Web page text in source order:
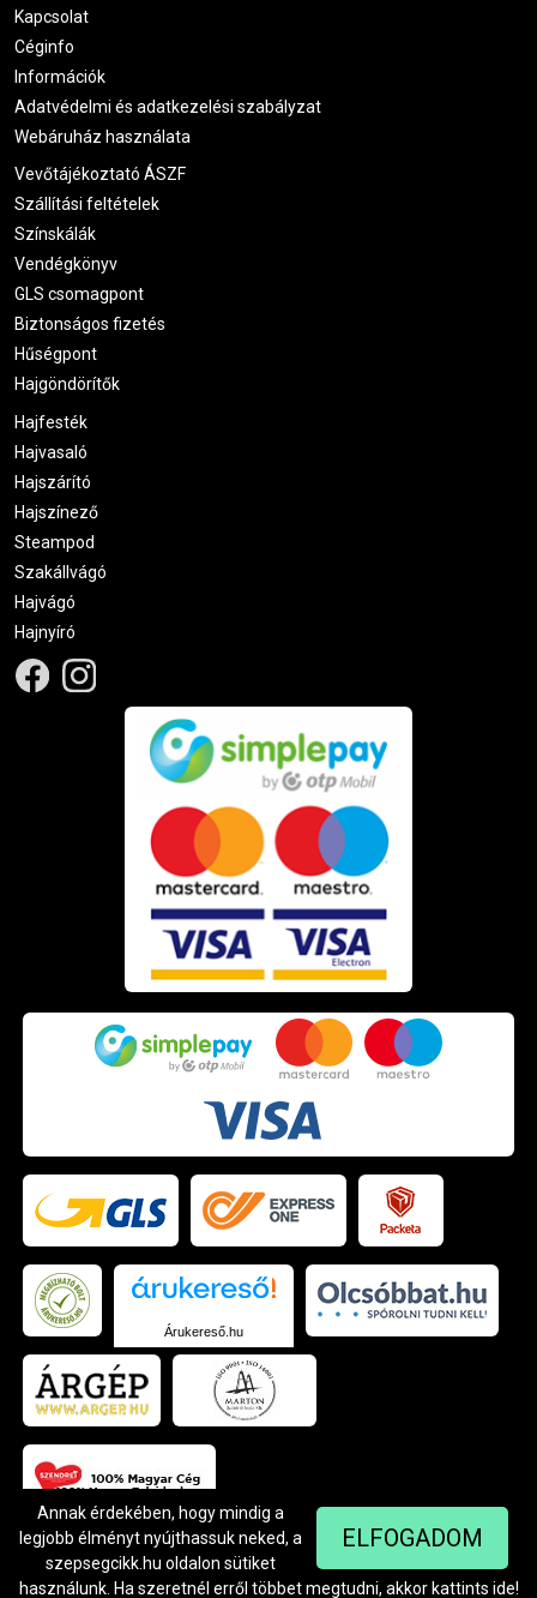
Kapcsolat
Céginfo
Információk
Adatvédelmi és adatkezelési szabályzat
Webáruház használata
Vevőtájékoztató ÁSZF
Szállítási feltételek
Színskálák
Vendégkönyv
GLS csomagpont
Biztonságos fizetés
Hűségpont
Hajgöndörítők
Hajfesték
Hajvasaló
Hajszárító
Hajszínező
Steampod
Szakállvágó
Hajvágó
Hajnyíró
Árukereső.hu
© Szendrei Kft - 1042 Budapest, Árpád út 94.
Készítette:Netgo.hu Kft.
ELFOGADOM
Annak érdekében, hogy mindig a
legjobb élményt nyújthassuk neked, a
szepsegcikk.hu oldalon sütiket
használunk. Ha szeretnél erről többet megtudni, akkor kattints ide!